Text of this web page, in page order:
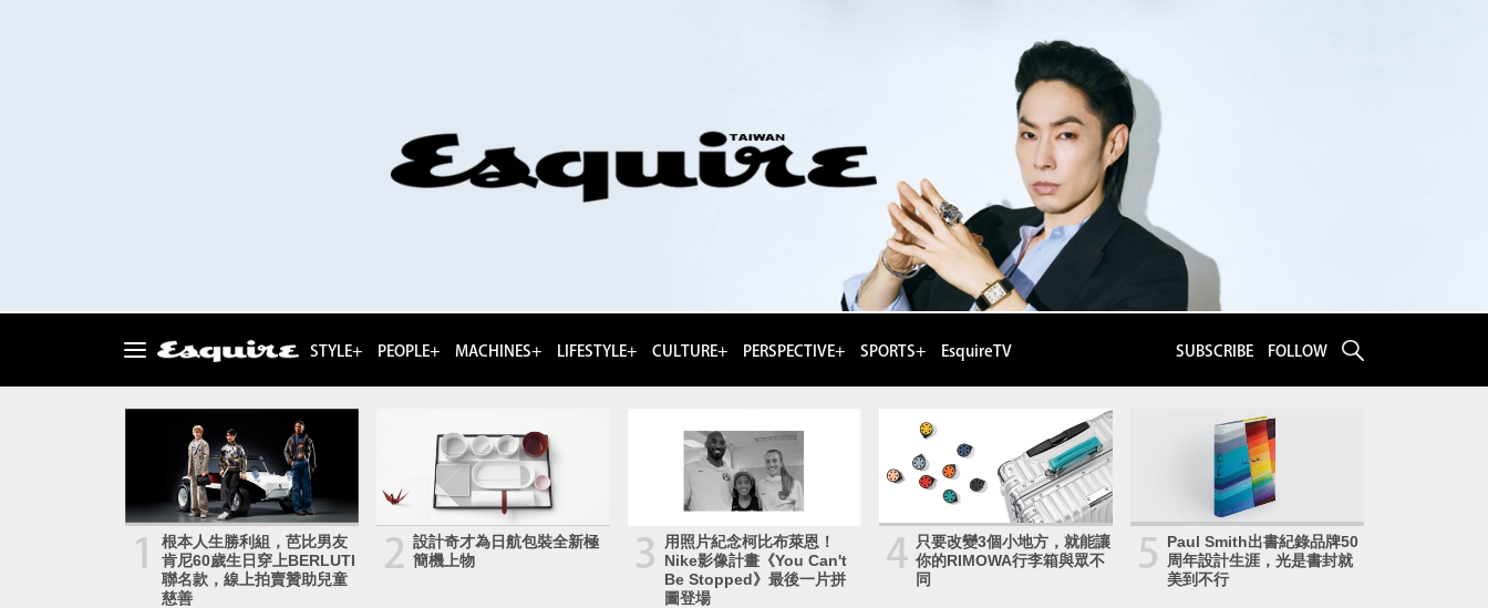
STYLE+ PEOPLE+ MACHINES+ LIFESTYLE+ CULTURE+ PERSPECTIVE+ SPORTS+ EsquireTV SUBSCRIBE FOLLOW
1
根本人生勝利組，芭比男友
肯尼60歲生日穿上BERLUTI
聯名款，線上拍賣贊助兒童
慈善
2 設計奇才為日航包裝全新極
簡機上物
3
用照片紀念柯比布萊恩！
Nike影像計畫《You Can't
Be Stopped》最後一片拼
圖登場
4 只要改變3個小地方，就能讓
你的RIMOWA行李箱與眾不
同
5
Paul Smith出書紀錄品牌50
周年設計生涯，光是書封就
美到不行